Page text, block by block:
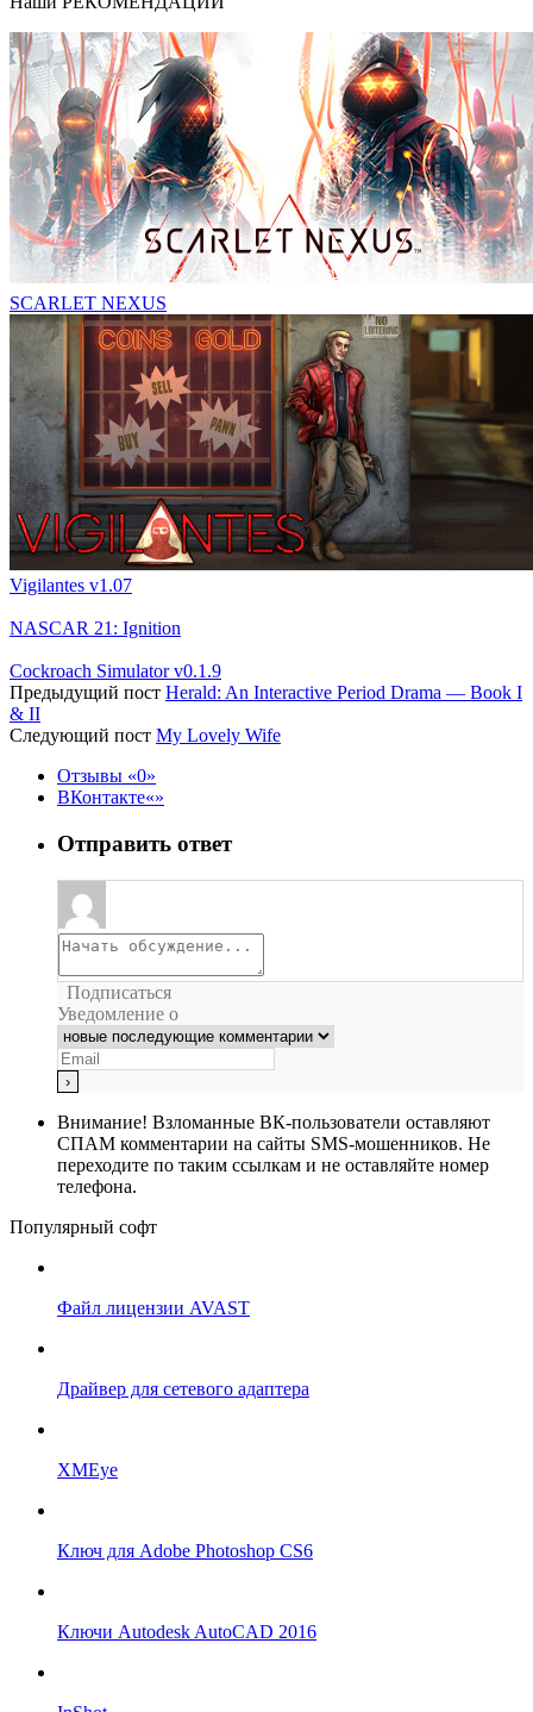
SCARLET NEXUS
Vigilantes v1.07
NASCAR 21: Ignition
Cockroach Simulator v0.1.9
Предыдущий пост Herald: An Interactive Period Drama — Book I
& II
Следующий пост My Lovely Wife
Отзывы
0
ВКонтакте
Отправить ответ
Подписаться
Уведомление о
Внимание! Взломанные ВК-пользователи оставляют
СПАМ комментарии на сайты SMS-мошенников. Не
переходите по таким ссылкам и не оставляйте номер
телефона.
Популярный софт
Файл лицензии AVAST
Драйвер для сетевого адаптера
XMEye
Ключ для Adobe Photoshop CS6
Ключи Autodesk AutoCAD 2016